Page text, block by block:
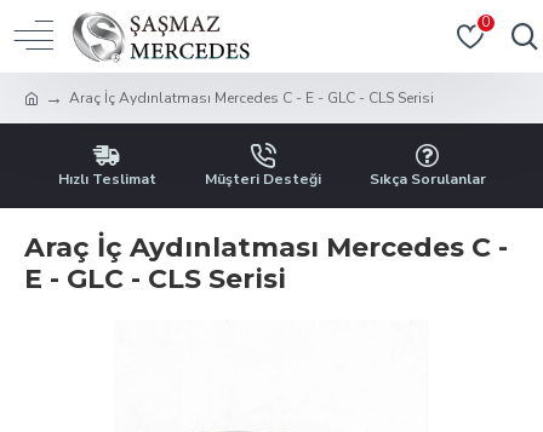
0
Araç İç Aydınlatması Mercedes C - E - GLC - CLS Serisi
Hızlı Teslimat Müşteri Desteği Sıkça Sorulanlar
Araç İç Aydınlatması Mercedes C -
E - GLC - CLS Serisi